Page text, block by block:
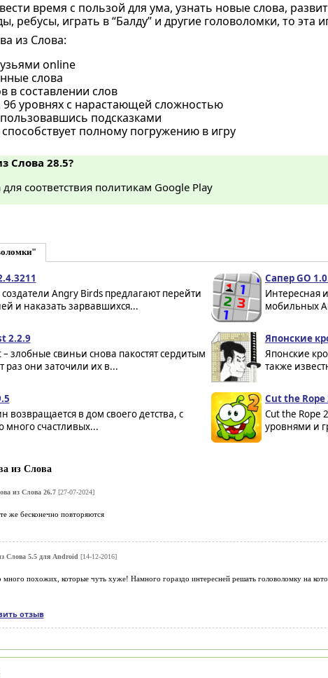
время с пользой для ума, узнать новые слова,
ребусы, играть в “Балду” и другие головоломки, то эта
из Слова:
online
слова
в составлении слов
96 уровнях с нарастающей сложностью
подсказками
полному погружению в игру
Слова 28.5?
соответствия политикам Google Play
создатели Angry Birds предлагают перейти
и наказать зарвавшихся...
Сапер GO
Интересная
мобильных
2.2.9
злобные свиньи снова пакостят сердитым
раз они заточили их в...
Японские
Японские
также
возвращается в дом своего детства, с
много счастливых...
Cut the Rope
Cut the
уровнями и
из Слова
из Слова 26.7[27-07-2024]
же бесконечно повторяются
Слова 5.5 для Android [14-12-2016]
похожих, которые чуть хуже! Намного гораздо интересней решать головоломку на
отзыв